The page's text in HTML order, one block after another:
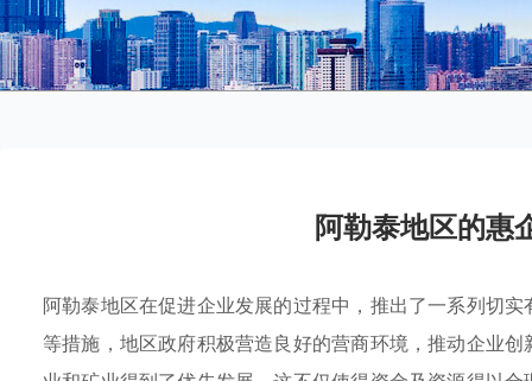
阿勒泰地区的惠
阿勒泰地区在促进企业发展的过程中，推出了一系列切实
等措施，地区政府积极营造良好的营商环境，推动企业